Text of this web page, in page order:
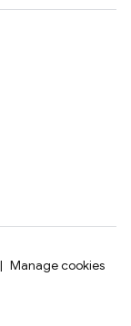
Manage cookies